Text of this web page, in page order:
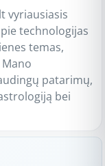
vyriausiasis
technologijas
temas,
patarimų,
bei